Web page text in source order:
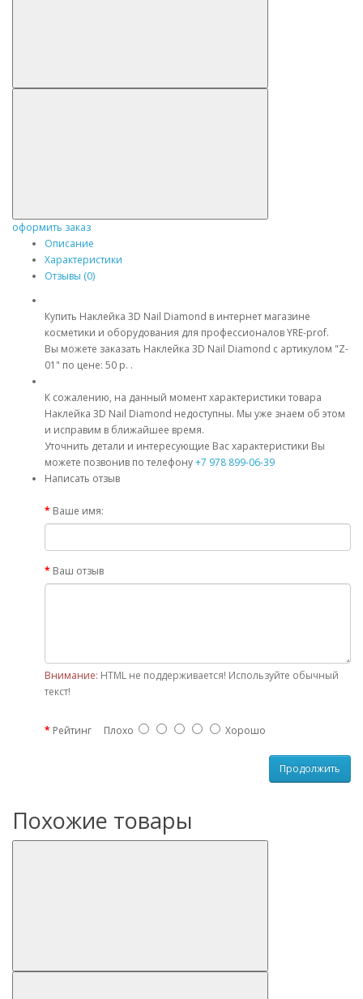
оформить заказ
Описание
Характеристики
Отзывы (0)
Купить Наклейка 3D Nail Diamond в интернет магазине
косметики и оборудования для профессионалов YRE-prof.
Вы можете заказать Наклейка 3D Nail Diamond с артикулом "Z-
01" по цене: 50 р. .
К сожалению, на данный момент характеристики товара
Наклейка 3D Nail Diamond недоступны. Мы уже знаем об этом
и исправим в ближайшее время.
Уточнить детали и интересующие Вас характеристики Вы
можете позвонив по телефону+7 978 899-06-39
Написать отзыв
Ваше имя:
Ваш отзыв
Внимание: HTML не поддерживается! Используйте обычный
текст!
Рейтинг Плохо Хорошо
Продолжить
Похожие товары